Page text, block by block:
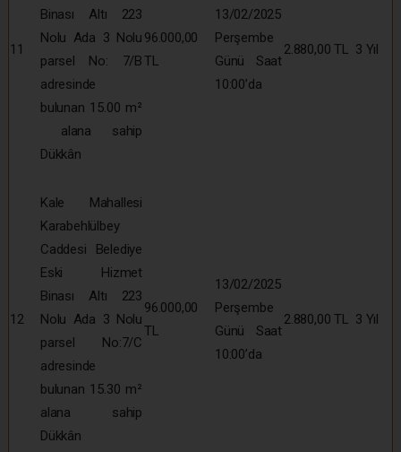
11
Binası Altı 223
Nolu Ada 3 Nolu
parsel No: 7/B
adresinde
bulunan 15.00 m²
alana sahip
Dükkân
96.000,00
TL
13/02/2025
Perşembe
Günü Saat
10:00’da
2.880,00 TL 3 Yıl
12
Kale Mahallesi
Karabehlülbey
Caddesi Belediye
Eski Hizmet
Binası Altı 223
Nolu Ada 3 Nolu
parsel No:7/C
adresinde
bulunan 15.30 m²
alana sahip
Dükkân
96.000,00
TL
13/02/2025
Perşembe
Günü Saat
10:00’da
2.880,00 TL 3 Yıl